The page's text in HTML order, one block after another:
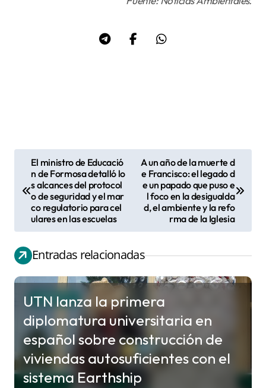
a
c
e
El ministro de Educació
n de Formosa detalló lo
s alcances del protocol
o de seguridad y el mar
co regulatorio para cel
ulares en las escuelas
A un año de la muerte d
e Francisco: el legado d
e un papado que puso e
l foco en la desigualda
d, el ambiente y la refo
rma de la Iglesia
Entradas relacionadas
AMBIENTE
UTN lanza la primera
diplomatura universitaria en
español sobre construcción de
viviendas autosuficientes con el
sistema Earthship